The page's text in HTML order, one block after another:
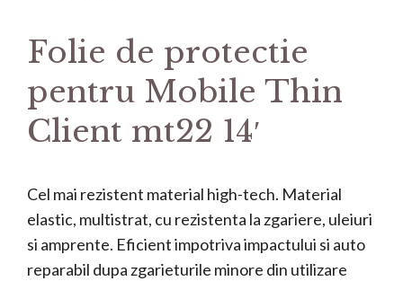
Folie de protectie
pentru Mobile Thin
Client mt22 14′
Cel mai rezistent material high-tech. Material
elastic, multistrat, cu rezistenta la zgariere, uleiuri
si amprente. Eficient impotriva impactului si auto
reparabil dupa zgarieturile minore din utilizare